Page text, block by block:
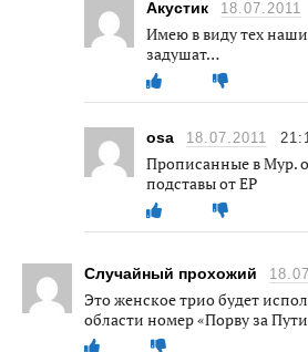
Акустик 18.07.2011
Имею в виду тех
задушат…
osa 18.07.2011
Прописанные в Мур.
подставы от ЕР
Случайный прохожий
Это женское трио будет
области номер «Порву за